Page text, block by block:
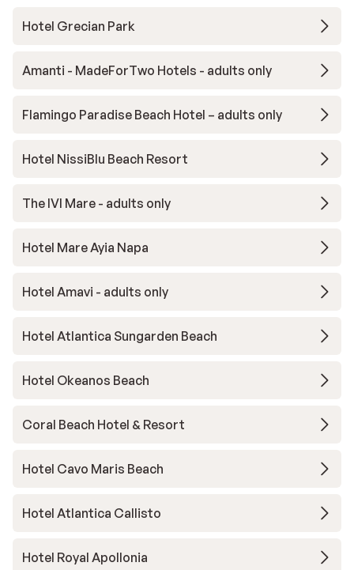
Hotel Grecian Park
Amanti - MadeForTwo Hotels - adults only
Flamingo Paradise Beach Hotel – adults only
Hotel NissiBlu Beach Resort
The IVI Mare - adults only
Hotel Mare Ayia Napa
Hotel Amavi - adults only
Hotel Atlantica Sungarden Beach
Hotel Okeanos Beach
Coral Beach Hotel & Resort
Hotel Cavo Maris Beach
Hotel Atlantica Callisto
Hotel Royal Apollonia